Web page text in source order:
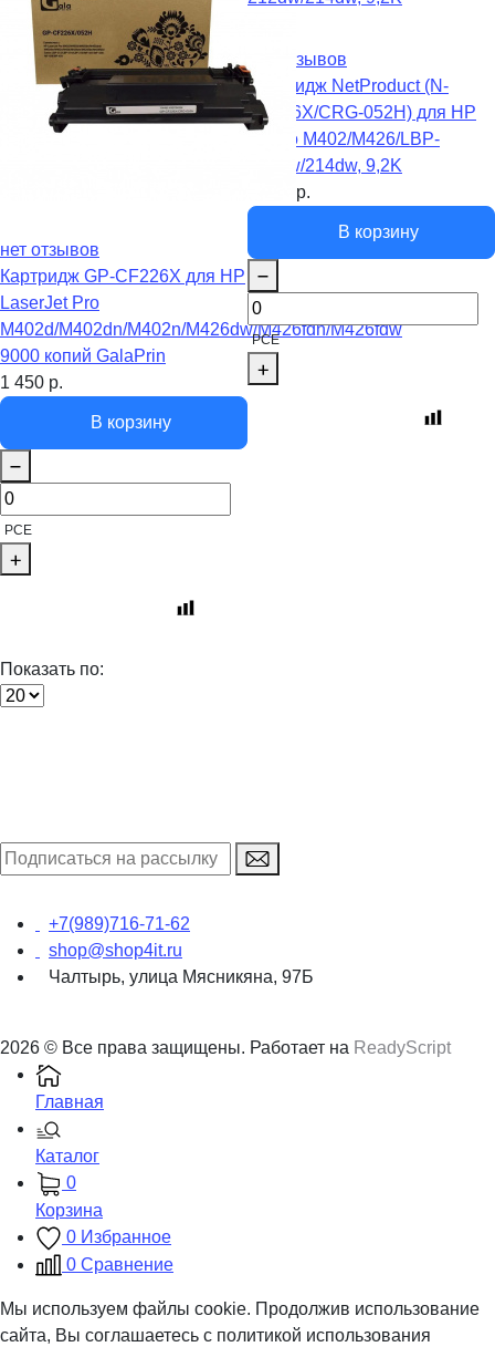
нет отзывов
Картридж GP-CF226X для HP
LaserJet Pro
M402d/M402dn/M402n/M426dw/M426fdn/M426fdw
9000 копий GalaPrin
1 450 р.
В корзину
PCE
нет отзывов
Картридж NetProduct (N-
CF226X/CRG-052H) для HP
LJ Pro M402/M426/LBP-
212dw/214dw, 9,2K
р.
В корзину
PCE
Показать по:
+7(989)716-71-62
shop@shop4it.ru
Чалтырь, улица Мясникяна, 97Б
2026 © Все права защищены. Работает на ReadyScript
Главная
Каталог
0
Корзина
0 Избранное
0 Сравнение
Мы используем файлы cookie. Продолжив использование
сайта, Вы соглашаетесь с политикой использования